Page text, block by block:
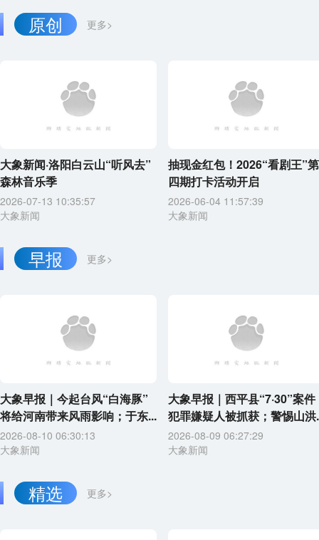
更多>
原创
大象新闻·洛阳白云山“听风去”
森林音乐季
2026-07-13 10:35:57
大象新闻
抽现金红包！2026“看剧王”第
四期打卡活动开启
2026-06-04 11:57:39
大象新闻
更多>
早报
大象早报｜今起台风“白海豚”
将给河南带来风雨影响；于东...
2026-08-10 06:30:13
大象新闻
大象早报｜西平县“7·30”案件
犯罪嫌疑人被抓获；警惕山洪
2026-08-09 06:27:29
大象新闻
更多>
精选